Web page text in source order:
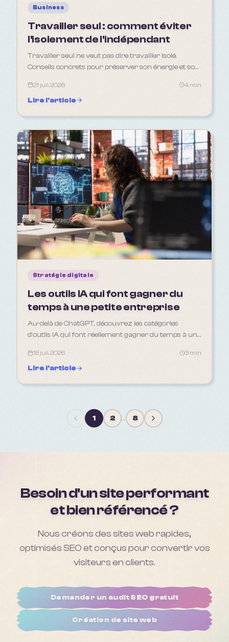
Business
Travailler seul : comment éviter
l'isolement de l'indépendant
Travailler seul ne veut pas dire travailler isolé.
Conseils concrets pour préserver son énergie et son
21 juil. 2026 4 min
Lire l'article
Stratégie digitale
Les outils IA qui font gagner du
temps à une petite entreprise
Au-delà de ChatGPT, découvrez les catégories
d'outils IA qui font réellement gagner du temps à une
18 juil. 2026 3 min
Lire l'article
1 2 … 8
Besoin d'un site performant
et bien référencé ?
Nous créons des sites web rapides,
optimisés SEO et conçus pour convertir vos
visiteurs en clients.
Demander un audit SEO gratuit
Création de site web